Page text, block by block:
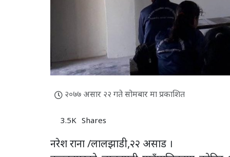
२०७७ असार २२ गते सोमबार मा प्रकाशित
3.5K Shares
नरेश राना /लालझाडी,२२ असाड ।